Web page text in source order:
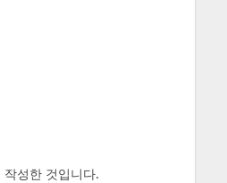
성한 것입니다.